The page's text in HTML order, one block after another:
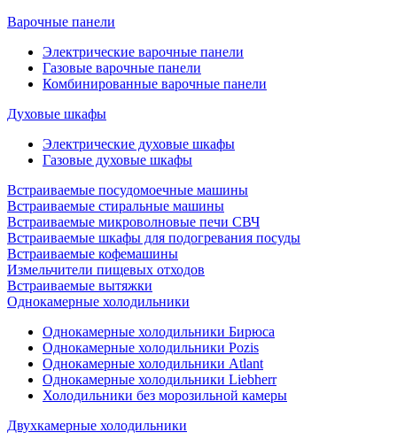
Варочные панели
Электрические варочные панели
Газовые варочные панели
Комбинированные варочные панели
Духовые шкафы
Электрические духовые шкафы
Газовые духовые шкафы
Встраиваемые посудомоечные машины
Встраиваемые стиральные машины
Встраиваемые микроволновые печи СВЧ
Встраиваемые шкафы для подогревания посуды
Встраиваемые кофемашины
Измельчители пищевых отходов
Встраиваемые вытяжки
Однокамерные холодильники
Однокамерные холодильники Бирюса
Однокамерные холодильники Pozis
Однокамерные холодильники Atlant
Однокамерные холодильники Liebherr
Холодильники без морозильной камеры
Двухкамерные холодильники